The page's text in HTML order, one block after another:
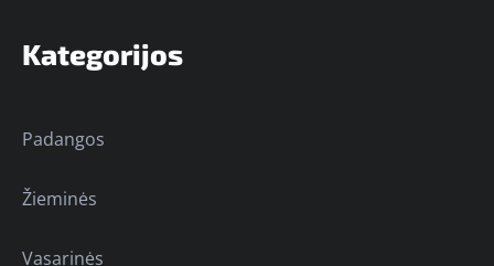
Kategorijos
Padangos
Žieminės
Vasarinės